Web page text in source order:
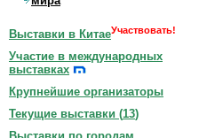
Выставки в КитаеУчаствовать!
Участие в международных
выставках
Крупнейшие организаторы
Текущие выставки (13)